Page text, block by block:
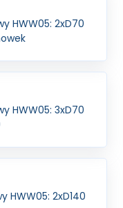
HWW05: 2xD70
HWW05: 3xD70
HWW05: 2xD140